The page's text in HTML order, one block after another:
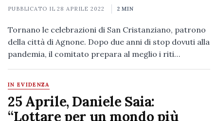
PUBBLICATO IL28 APRILE 2022 2 MIN
Tornano le celebrazioni di San Cristanziano, patrono
della città di Agnone. Dopo due anni di stop dovuti alla
pandemia, il comitato prepara al meglio i riti…
IN EVIDENZA
25 Aprile, Daniele Saia:
“Lottare per un mondo più